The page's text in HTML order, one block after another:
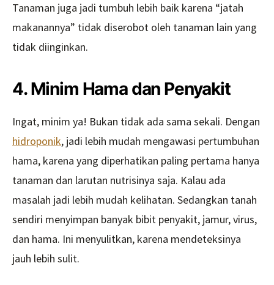
Tanaman juga jadi tumbuh lebih baik karena “jatah
makanannya” tidak diserobot oleh tanaman lain yang
tidak diinginkan.
4. Minim Hama dan Penyakit
Ingat, minim ya! Bukan tidak ada sama sekali. Dengan
hidroponik, jadi lebih mudah mengawasi pertumbuhan
hama, karena yang diperhatikan paling pertama hanya
tanaman dan larutan nutrisinya saja. Kalau ada
masalah jadi lebih mudah kelihatan. Sedangkan tanah
sendiri menyimpan banyak bibit penyakit, jamur, virus,
dan hama. Ini menyulitkan, karena mendeteksinya
jauh lebih sulit.